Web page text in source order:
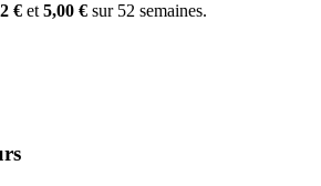
€ et 5,00 € sur 52 semaines.